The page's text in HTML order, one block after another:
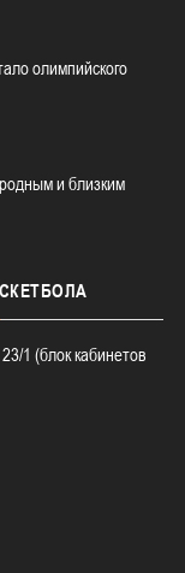
олимпийского
и близким
1 (блок кабинетов